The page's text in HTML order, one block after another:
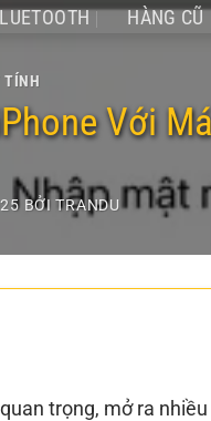
HÀNG CŨ
TÍNH
Với
BỞITRANDU
trọng, mở ra nhiều